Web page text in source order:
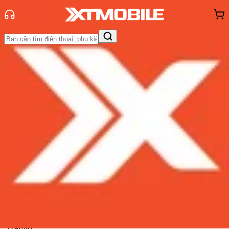
Trang chủ
Tin tức
Tin Mới
Đánh Giá - Trên TaySo Sánh Tư vấnKhuyến
Hỏi đáp App - Game Thông báo
hàng - Sự kiện
Trên tay Galaxy S21: Mặt lưng nhựa
nhưng gọn gàng, nhẹ nhàng vừa
tay, quan trọng là thiết kế mới mẻ,
Admin